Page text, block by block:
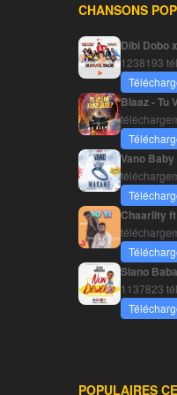
CHANSONS
Dibi Dobo
1238193
Blaaz - Tu
Vano
Chaarlity
Siano
1137823
POPULAIRES